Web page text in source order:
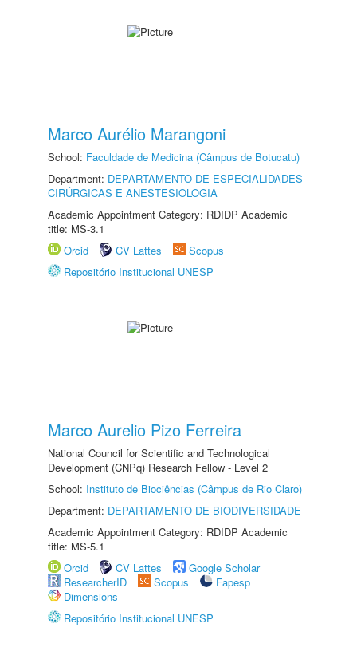
Marco Aurélio Marangoni
School: Faculdade de Medicina (Câmpus de Botucatu)
Department: DEPARTAMENTO DE ESPECIALIDADES
CIRÚRGICAS E ANESTESIOLOGIA
Academic Appointment Category: RDIDP Academic
title: MS-3.1
Orcid
CV Lattes
Scopus
Repositório Institucional UNESP
Marco Aurelio Pizo Ferreira
National Council for Scientific and Technological
Development (CNPq) Research Fellow - Level 2
School: Instituto de Biociências (Câmpus de Rio Claro)
Department: DEPARTAMENTO DE BIODIVERSIDADE
Academic Appointment Category: RDIDP Academic
title: MS-5.1
Orcid
CV Lattes
Google Scholar
ResearcherID
Scopus
Fapesp
Dimensions
Repositório Institucional UNESP